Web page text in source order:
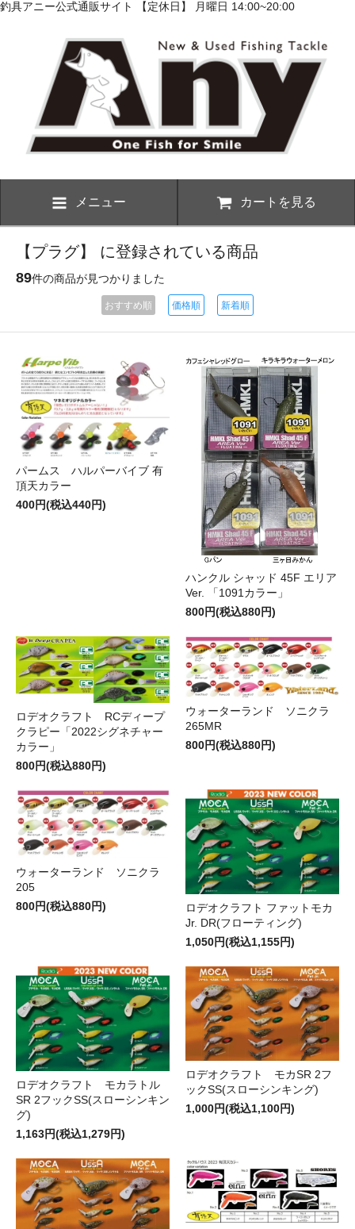
釣具アニー公式通販サイト 【定休日】 月曜日 14:00~20:00
メニュー カートを見る
【プラグ】 に登録されている商品
89件の商品が見つかりました
おすすめ順 価格順 新着順
パームス ハルパーバイブ 有
頂天カラー
400円(税込440円)
ハンクル シャッド 45F エリア
Ver. 「1091カラー」
800円(税込880円)
ロデオクラフト RCディープ
クラピー「2022シグネチャー
カラー」
800円(税込880円)
ウォーターランド ソニクラ
265MR
800円(税込880円)
ウォーターランド ソニクラ
205
800円(税込880円)
ロデオクラフト ファットモカ
Jr. DR(フローティング)
1,050円(税込1,155円)
ロデオクラフト モカラトル
SR 2フックSS(スローシンキン
グ)
1,163円(税込1,279円)
ロデオクラフト モカSR 2フ
ックSS(スローシンキング)
1,000円(税込1,100円)